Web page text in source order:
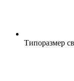
Типоразмер